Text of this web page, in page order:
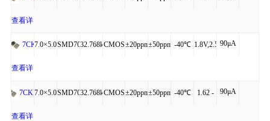
+125℃
查看详
细7CK7.0×5.0×1.30SMD7050-32.768kHzCMOS±20ppm±50ppm -40℃
+125℃
1.8V,2.5V,3.3V
90μA
查看详
细
7CKM7.0×5.0×1.30SMD7050-32.768kHzCMOS±20ppm±50ppm -40℃ 1.62 - 90μA
查看详